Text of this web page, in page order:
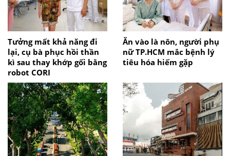
Tưởng mất khả năng đi
lại, cụ bà phục hồi thần
kì sau thay khớp gối bằng
robot CORI
Ăn vào là nôn, người phụ
nữ TP.HCM mắc bệnh lý
tiêu hóa hiếm gặp